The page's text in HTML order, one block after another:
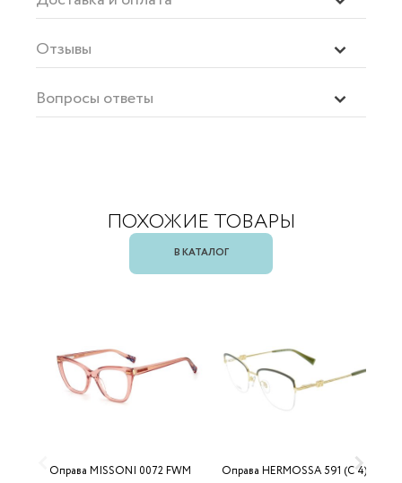
Отзывы
Вопросы ответы
ПОХОЖИЕ ТОВАРЫ
В КАТАЛОГ
Оправа MISSONI 0072 FWM Оправа HERMOSSA 591 (C 4)